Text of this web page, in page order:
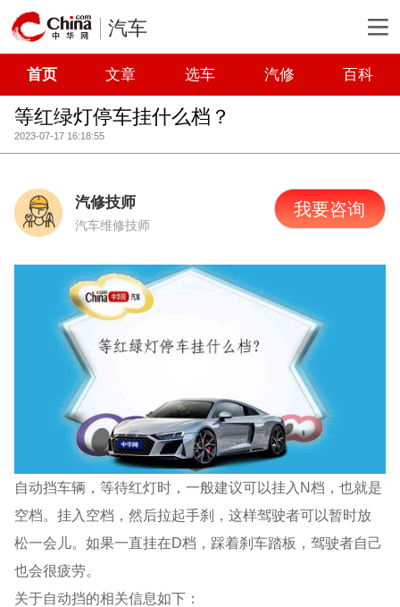
汽车
首页 文章 选车 汽修 百科
等红绿灯停车挂什么档？
2023-07-17 16:18:55
汽修技师
汽车维修技师
我要咨询
自动挡车辆，等待红灯时，一般建议可以挂入N档，也就是
空档。挂入空档，然后拉起手刹，这样驾驶者可以暂时放
松一会儿。如果一直挂在D档，踩着刹车踏板，驾驶者自己
也会很疲劳。
关于自动挡的相关信息如下：